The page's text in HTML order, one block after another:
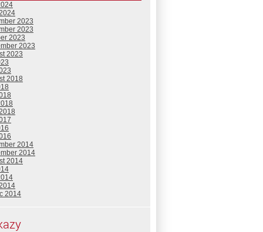
2023
2023
2023
2023
2023
2018
2014
2014
2014
2014